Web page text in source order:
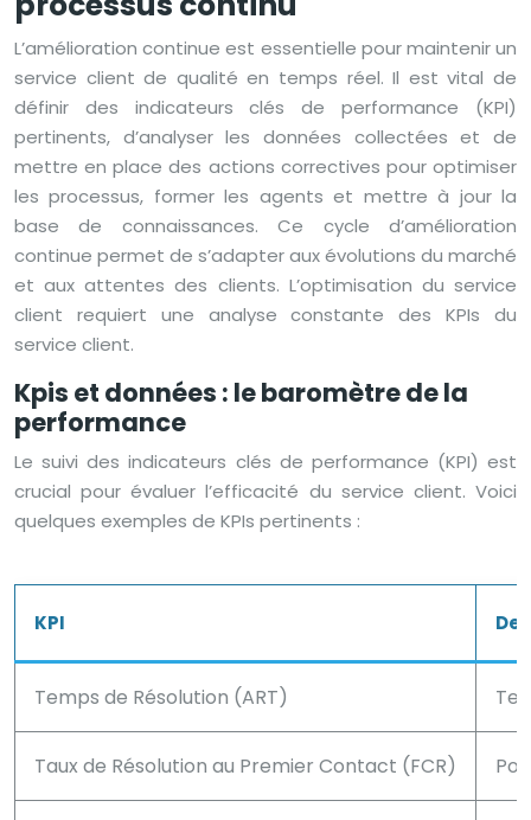
L’amélioration continue est essentielle pour maintenir un
service client de qualité en temps réel. Il est vital de
définir des indicateurs clés de performance (KPI)
pertinents, d’analyser les données collectées et de
mettre en place des actions correctives pour optimiser
les processus, former les agents et mettre à jour la
base de connaissances. Ce cycle d’amélioration
continue permet de s’adapter aux évolutions du marché
et aux attentes des clients. L’optimisation du service
client requiert une analyse constante des KPIs du
service client.
Kpis et données : le baromètre de la
performance
Le suivi des indicateurs clés de performance (KPI) est
crucial pour évaluer l’efficacité du service client. Voici
quelques exemples de KPIs pertinents :
KPI
Temps de Résolution (ART)
Taux de Résolution au Premier Contact (FCR)